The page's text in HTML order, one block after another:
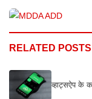
RELATED POSTS
व्हाट्सऐप के